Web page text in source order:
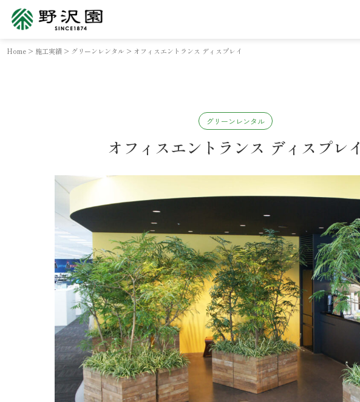
Home > 施工実績 > グリーンレンタル > オフィスエントランス ディスプレイ
グリーンレンタル
オフィスエントランス ディスプレイ